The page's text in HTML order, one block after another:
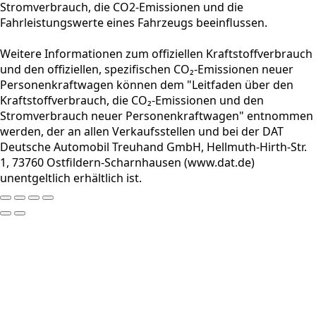
Stromverbrauch, die CO2-Emissionen und die
Fahrleistungswerte eines Fahrzeugs beeinflussen.
Weitere Informationen zum offiziellen Kraftstoffverbrauch
und den offiziellen, spezifischen CO₂-Emissionen neuer
Personenkraftwagen können dem "Leitfaden über den
Kraftstoffverbrauch, die CO₂-Emissionen und den
Stromverbrauch neuer Personenkraftwagen" entnommen
werden, der an allen Verkaufsstellen und bei der DAT
Deutsche Automobil Treuhand GmbH, Hellmuth-Hirth-Str.
1, 73760 Ostfildern-Scharnhausen (www.dat.de)
unentgeltlich erhältlich ist.